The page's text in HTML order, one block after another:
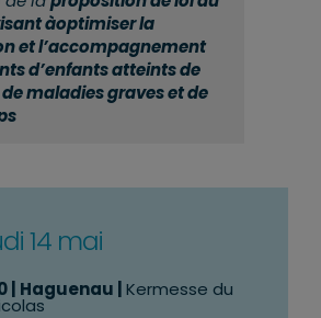
àoptimiser la
et l’accompagnement
d’enfants atteints de
maladies graves et de
14 mai
| Haguenau | Kermesse du